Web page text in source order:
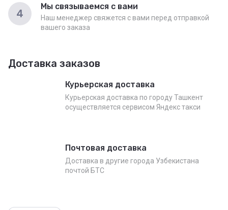
4
Мы связываемся с вами
Наш менеджер свяжется с вами перед отправкой
вашего заказа
Доставка заказов
Курьерская доставка
Курьерская доставка по городу Ташкент
осуществляется сервисом Яндекс такси
Почтовая доставка
Доставка в другие города Узбекистана
почтой БТС